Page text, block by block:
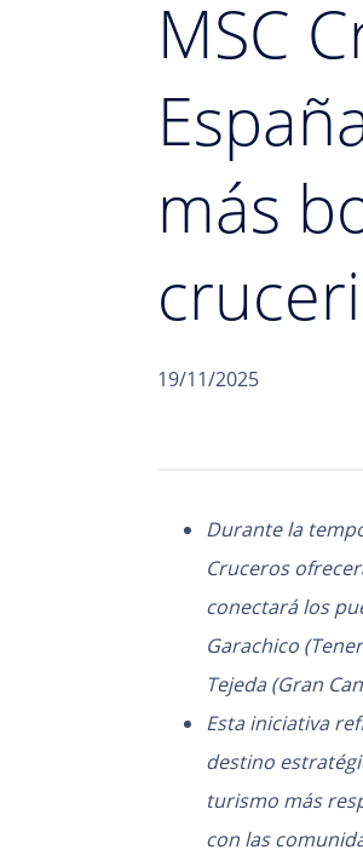
MSC
más
19/11/2025
Durante la
Cruceros
conectará los
Garachico
Tejeda (Gran
Esta iniciativa
destino
turismo más
con las